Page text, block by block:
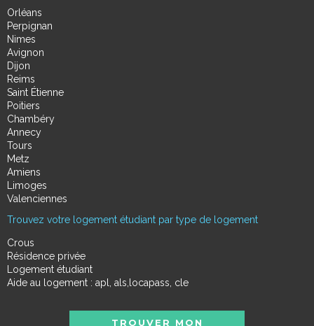
Orléans
Perpignan
Nimes
Avignon
Dijon
Reims
Saint Étienne
Poitiers
Chambéry
Annecy
Tours
Metz
Amiens
Limoges
Valenciennes
Trouvez votre logement étudiant par type de logement
Crous
Résidence privée
Logement étudiant
Aide au logement : apl, als,locapass, cle
TROUVER MON